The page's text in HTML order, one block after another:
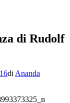
di Rudolf
di Ananda